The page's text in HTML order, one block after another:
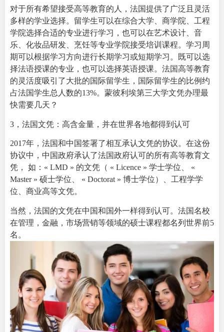
对于所有希望接受高等教育的人，法国提供了广泛且灵活
多样的学业选择。留学生可以在综合大学、商学院、工程
学院选择合适的专业进行学习，也可以在艺术设计、音
乐、化妆品研发、烹饪等专业学院接受培训课程。学习周
期可以根据学习方向进行长期学习或短期学习。既可以选
择法语授课的专业，也可以选择英语授课。法国高等教育
的灵活度吸引了大批的国际留学生，国际留学生的比例约
占法国学生总人数的13%。 蒙彼利埃第三大学文凭办理最
快需要几天？
3，法国文凭：高含金量，并在世界各地都得到认可
2017年，法国和中国签署了相互承认文凭的协议。在这份
协议中，中国政府承认了法国政府认可的所有高等教育文
凭， 如：« LMD » 的文凭（ « Licence » 学士学位、 «
Master » 硕士学位、 « Doctorat » 博士学位）、工程学学
位、商业高等文凭。
当然，法国的文凭在中国和国外一样得到认可。 法国名校
在管理，金融，市场营销等领域的硕士课程都名列世界前5
名。